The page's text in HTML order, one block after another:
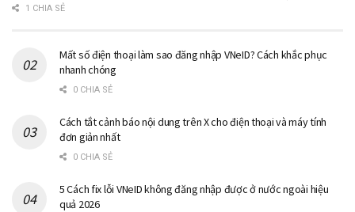
1 CHIA SẺ
Mất số điện thoại làm sao đăng nhập VNeID? Cách khắc phục
nhanh chóng
0 CHIA SẺ
Cách tắt cảnh báo nội dung trên X cho điện thoại và máy tính
đơn giản nhất
0 CHIA SẺ
5 Cách fix lỗi VNeID không đăng nhập được ở nước ngoài hiệu
quả 2026